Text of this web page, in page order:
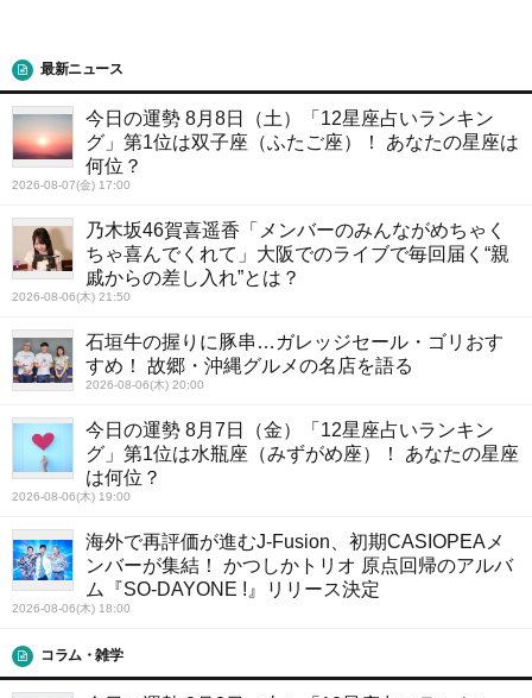
最新ニュース
今日の運勢 8月8日（土）「12星座占いランキン
グ」第1位は双子座（ふたご座）！ あなたの星座は
何位？
2026-08-07(金) 17:00
乃木坂46賀喜遥香「メンバーのみんながめちゃく
ちゃ喜んでくれて」大阪でのライブで毎回届く“親
戚からの差し入れ”とは？
2026-08-06(木) 21:50
石垣牛の握りに豚串…ガレッジセール・ゴリおす
すめ！ 故郷・沖縄グルメの名店を語る
2026-08-06(木) 20:00
今日の運勢 8月7日（金）「12星座占いランキン
グ」第1位は水瓶座（みずがめ座）！ あなたの星座
は何位？
2026-08-06(木) 19:00
海外で再評価が進むJ-Fusion、初期CASIOPEAメ
ンバーが集結！ かつしかトリオ 原点回帰のアルバ
ム『SO-DAYONE !』リリース決定
2026-08-06(木) 18:00
コラム・雑学